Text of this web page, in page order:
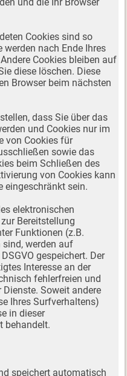
Cookies sind so
werden nach Ende Ihres
Cookies bleiben auf
diese löschen. Diese
Browser beim nächsten
dass Sie über das
und Cookies nur im
von Cookies für
sowie das
beim Schließen des
von Cookies kann
eingeschränkt sein.
elektronischen
Bereitstellung
Funktionen (z.B.
werden auf
gespeichert. Der
Interesse an der
fehlerfreien und
Soweit andere
Ihres Surfverhaltens)
in dieser
behandelt.
speichert automatisch